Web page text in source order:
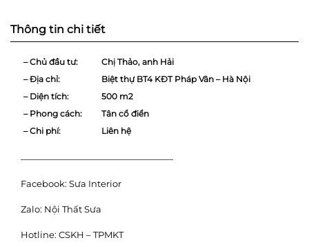
Thông tin chi tiết
– Chủ đầu tư:
Chị Thảo, anh Hải
– Địa chỉ:
Biệt thự BT4 KĐT Pháp Vân – Hà Nội
– Diện tích:
500 m2
– Phong cách:
Tân cổ điển
– Chi phí:
Liên hệ
—————————————————
Facebook:Sưa Interior
Zalo: Nội Thất Sưa
Hotline:CSKH – TPMKT